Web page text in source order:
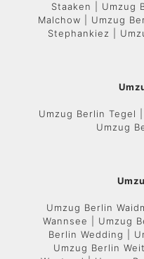
Staaken | Umzug
Malchow | Umzug
Stephankiez |
Umzug Berlin Tegel
Umzug
Umzug Berlin
Wannsee | Umzug
Berlin Wedding |
Umzug Berlin